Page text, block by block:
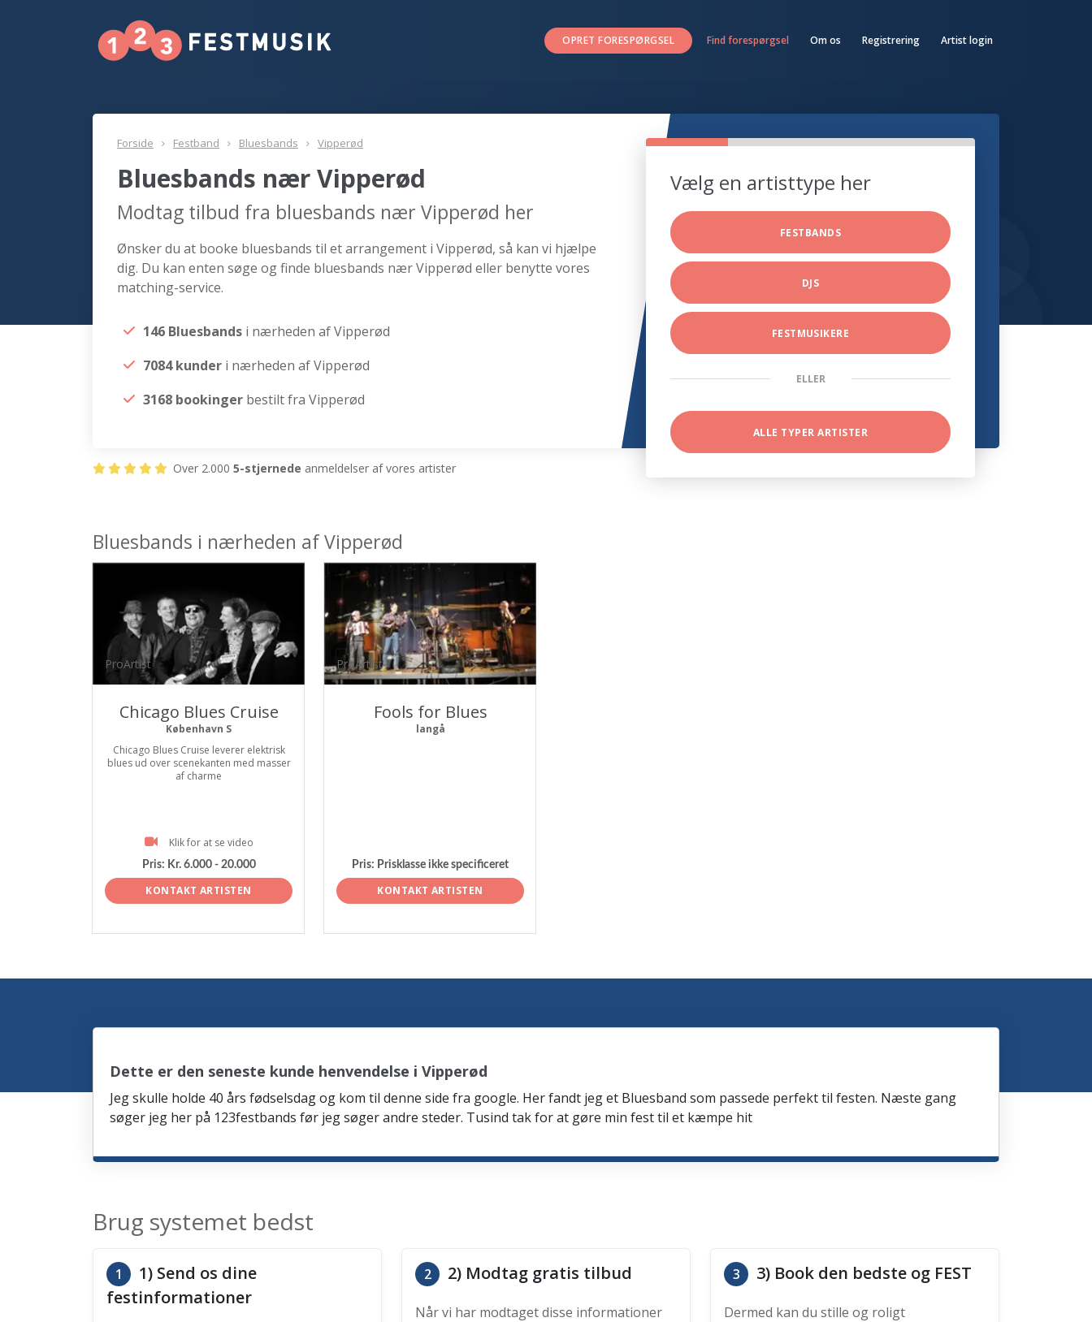
OPRET FORESPØRGSEL Find forespørgsel Om os Registrering Artist login
Forside Festband Bluesbands Vipperød
Bluesbands nær Vipperød
Modtag tilbud fra bluesbands nær Vipperød her
Ønsker du at booke bluesbands til et arrangement i Vipperød, så kan vi hjælpe
dig. Du kan enten søge og finde bluesbands nær Vipperød eller benytte vores
matching-service.
146 Bluesbands i nærheden af Vipperød
7084 kunder i nærheden af Vipperød
3168 bookinger bestilt fra Vipperød
Vælg en artisttype her
FESTBANDS
DJS
FESTMUSIKERE
ELLER
ALLE TYPER ARTISTER
Over 2.000 5-stjernede anmeldelser af vores artister
Bluesbands i nærheden af Vipperød
ProArtist
Chicago Blues Cruise
København S
Chicago Blues Cruise leverer elektrisk
blues ud over scenekanten med masser
af charme
Klik for at se video
Pris: Kr. 6.000 - 20.000
KONTAKT ARTISTEN
ProArtist
Fools for Blues
langå
Pris: Prisklasse ikke specificeret
KONTAKT ARTISTEN
Dette er den seneste kunde henvendelse i Vipperød
Jeg skulle holde 40 års fødselsdag og kom til denne side fra google. Her fandt jeg et Bluesband som passede perfekt til festen. Næste gang
søger jeg her på 123festbands før jeg søger andre steder. Tusind tak for at gøre min fest til et kæmpe hit
Brug systemet bedst
1
1) Send os dine
festinformationer
2 2) Modtag gratis tilbud
Når vi har modtaget disse informationer
3 3) Book den bedste og FEST
Dermed kan du stille og roligt